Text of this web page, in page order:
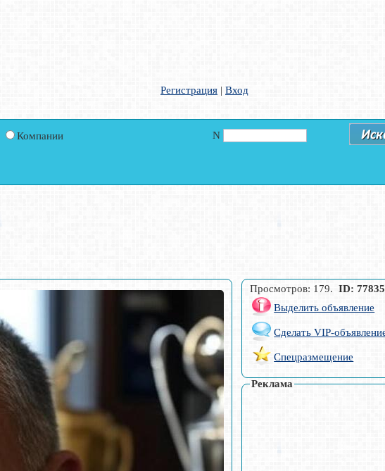
Регистрация | Вход
Компании N
Просмотров: 179.ID: 77835
Выделить объявление
Сделать VIP-
Спецразмещение
Реклама